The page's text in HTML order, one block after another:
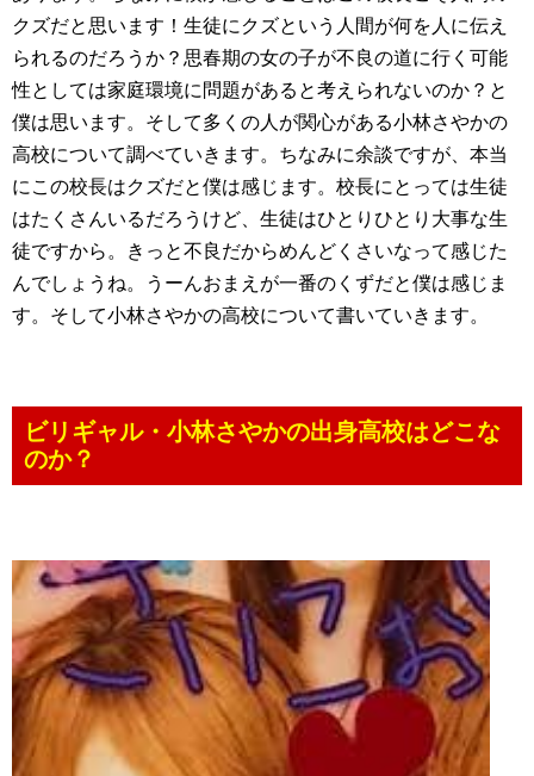
クズだと思います！生徒にクズという人間が何を人に伝え
られるのだろうか？思春期の女の子が不良の道に行く可能
性としては家庭環境に問題があると考えられないのか？と
僕は思います。そして多くの人が関心がある小林さやかの
高校について調べていきます。ちなみに余談ですが、本当
にこの校長はクズだと僕は感じます。校長にとっては生徒
はたくさんいるだろうけど、生徒はひとりひとり大事な生
徒ですから。きっと不良だからめんどくさいなって感じた
んでしょうね。うーんおまえが一番のくずだと僕は感じま
す。そして小林さやかの高校について書いていきます。
ビリギャル・小林さやかの出身高校はどこな
のか？